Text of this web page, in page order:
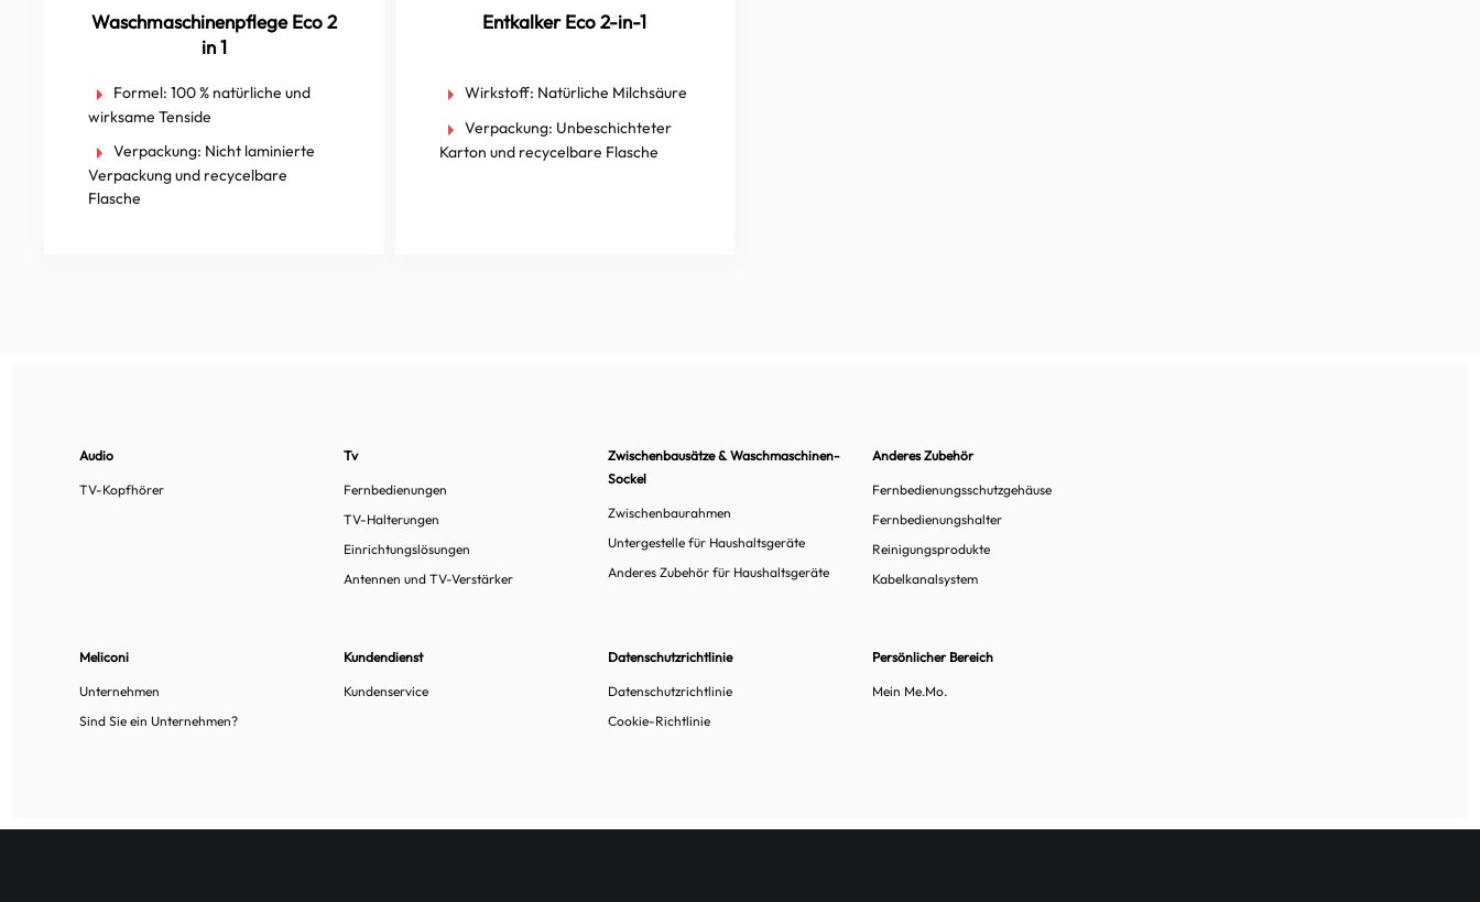
Waschmaschinenpflege Eco 2
in 1
Formel: 100 % natürliche und
wirksame Tenside
Verpackung: Nicht laminierte
Verpackung und recycelbare
Flasche
Entkalker Eco 2-in-1
Wirkstoff: Natürliche Milchsäure
Verpackung: Unbeschichteter
Karton und recycelbare Flasche
Audio
TV-Kopfhörer
Tv
Fernbedienungen
TV-Halterungen
Einrichtungslösungen
Antennen und TV-Verstärker
Zwischenbausätze & Waschmaschinen-
Sockel
Zwischenbaurahmen
Untergestelle für Haushaltsgeräte
Anderes Zubehör für Haushaltsgeräte
Anderes Zubehör
Fernbedienungsschutzgehäuse
Fernbedienungshalter
Reinigungsprodukte
Kabelkanalsystem
Meliconi
Unternehmen
Sind Sie ein Unternehmen?
Kundendienst
Kundenservice
Datenschutzrichtlinie
Datenschutzrichtlinie
Cookie-Richtlinie
Persönlicher Bereich
Mein Me.Mo.